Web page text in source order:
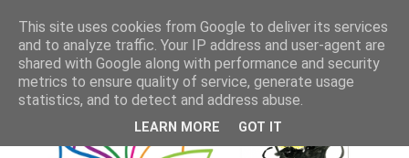
This site uses cookies from Google to deliver its services
and to analyze traffic. Your IP address and user-agent are
shared with Google along with performance and security
metrics to ensure quality of service, generate usage
statistics, and to detect and address abuse.
LEARN MORE GOT IT